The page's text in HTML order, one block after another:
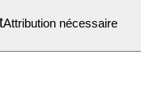
Attribution nécessaire